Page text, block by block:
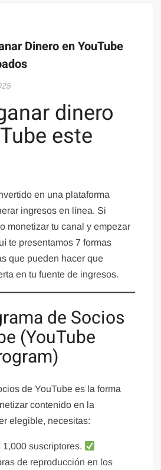
Dinero en YouTube
dinero
este
en una plataforma
ingresos en línea. Si
monetizar tu canal y empezar
te presentamos 7 formas
que pueden hacer que
en tu fuente de ingresos.
de Socios
(YouTube
de YouTube es la forma
contenido en la
elegible, necesitas:
1,000 suscriptores.
de reproducción en los